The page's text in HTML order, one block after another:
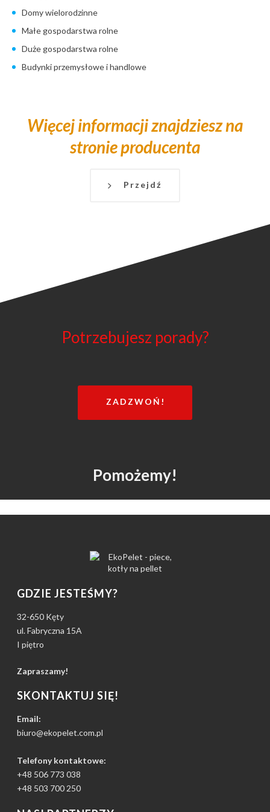
Domy wielorodzinne
Małe gospodarstwa rolne
Duże gospodarstwa rolne
Budynki przemysłowe i handlowe
Więcej informacji znajdziesz na
stronie producenta
Przejdź
Potrzebujesz porady?
ZADZWOŃ!
Pomożemy!
GDZIE JESTEŚMY?
32-650 Kęty
ul. Fabryczna 15A
I piętro
Zapraszamy!
SKONTAKTUJ SIĘ!
Email:
biuro@ekopelet.com.pl
Telefony kontaktowe:
+48 506 773 038
+48 503 700 250